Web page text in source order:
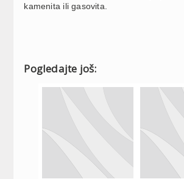
kamenita ili gasovita.
Pogledajte još: